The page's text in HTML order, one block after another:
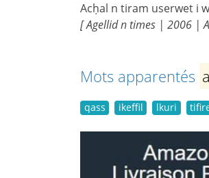
Acḥal n tiram userwet i
[ Agellid n times | 2006 |
Mots apparentés
qass ikeffil lkuri